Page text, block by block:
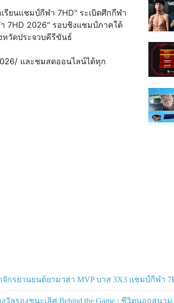
ยนแชมป์กีฬา 7HD" ระเบิดศึกกีฬา
7HD 2026" รอบชิงแชมป์ภาคใต้
วัดประจวบคีรีขันธ์
และชมสดออนไลน์ได้ทุก
กรยานยนต์ยามาฮ่า MVP บาส 3X3 แชมป์กีฬา
องชนะเลิศ Behind the Game : ชีวิตนอกสนาม